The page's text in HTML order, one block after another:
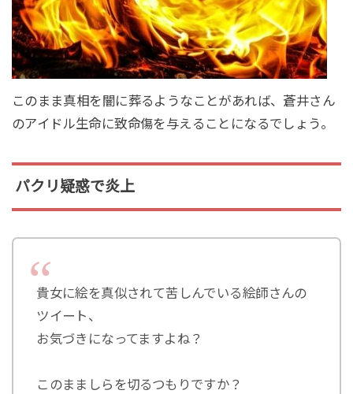
このまま真相を闇に葬るようなことがあれば、蒼井さん
のアイドル生命に致命傷を与えることになるでしょう。
パクリ疑惑で炎上
貴女に絵を真似されて苦しんでいる絵師さんの
ツイート、
お気づきになってますよね？
このまましらを切るつもりですか？